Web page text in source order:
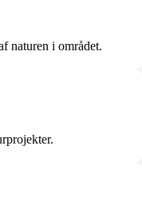
naturen i området.